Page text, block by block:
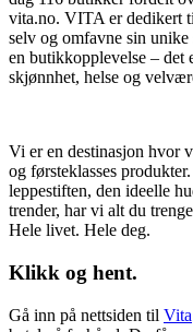
vita.no. VITA er dedikert
selv og omfavne sin
en butikkopplevelse – det
skjønnhet, helse og
Vi er en destinasjon hvor
og førsteklasses
leppestiften, den ideelle
trender, har vi alt du
Hele livet. Hele deg.
Klikk og hent.
Gå inn på nettsiden til Vita